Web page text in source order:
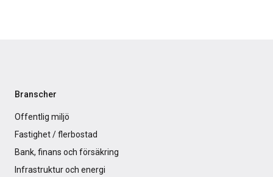
Branscher
Offentlig miljö
Fastighet / flerbostad
Bank, finans och försäkring
Infrastruktur och energi